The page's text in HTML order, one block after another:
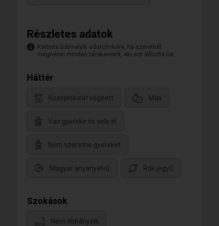
Részletes adatok
Kattints bármelyik adatcímkére, ha szeretnél
megnézni minden társkeresőt, aki ezt állította be.
Háttér
Középiskolát végzett Más
Van gyereke és vele él
Nem szeretne gyereket
Magyar anyanyelvű Rák jegyű
Szokások
Nem dohányzik